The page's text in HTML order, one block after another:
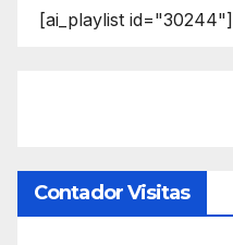
[ai_playlist id="30244"]
Contador Visitas